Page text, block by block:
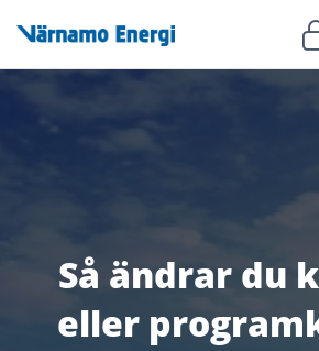
Så ändrar du
eller